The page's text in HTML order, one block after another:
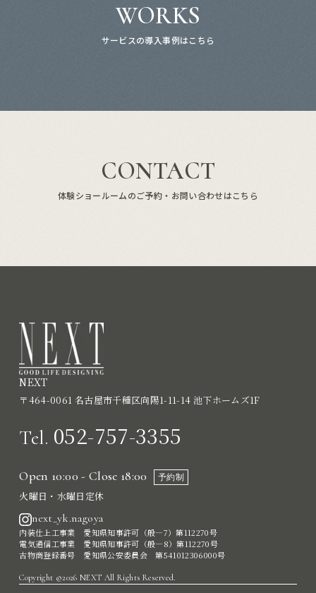
WORKS
サービスの導入事例はこちら
CONTACT
体験ショールームのご予約・お問い合わせはこちら
NEXT
〒464-0061 名古屋市千種区向陽1-11-14 池下ホームズ1F
Tel. 052-757-3355
Open 10:00 - Close 18:00 予約制
火曜日・水曜日定休
next_yk.nagoya
内装仕上工事業 愛知県知事許可（般―7）第112270号
電気通信工事業 愛知県知事許可（般―8）第112270号
古物商登録番号 愛知県公安委員会 第541012306000号
Copyright ©2026 NEXT All Rights Reserved.